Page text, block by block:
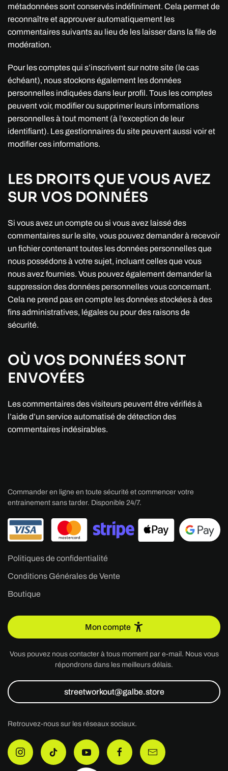
métadonnées sont conservés indéfiniment. Cela permet de
reconnaître et approuver automatiquement les
commentaires suivants au lieu de les laisser dans la file de
modération.
Pour les comptes qui s’inscrivent sur notre site (le cas
échéant), nous stockons également les données
personnelles indiquées dans leur profil. Tous les comptes
peuvent voir, modifier ou supprimer leurs informations
personnelles à tout moment (à l’exception de leur
identifiant). Les gestionnaires du site peuvent aussi voir et
modifier ces informations.
LES DROITS QUE VOUS AVEZ
SUR VOS DONNÉES
Si vous avez un compte ou si vous avez laissé des
commentaires sur le site, vous pouvez demander à recevoir
un fichier contenant toutes les données personnelles que
nous possédons à votre sujet, incluant celles que vous
nous avez fournies. Vous pouvez également demander la
suppression des données personnelles vous concernant.
Cela ne prend pas en compte les données stockées à des
fins administratives, légales ou pour des raisons de
sécurité.
OÙ VOS DONNÉES SONT
ENVOYÉES
Les commentaires des visiteurs peuvent être vérifiés à
l’aide d’un service automatisé de détection des
commentaires indésirables.
Commander en ligne en toute sécurité et commencer votre
entrainement sans tarder. Disponible 24/7.
Politiques de confidentialité
Conditions Générales de Vente
Boutique
Mon compte
Vous pouvez nous contacter à tous moment par e-mail. Nous vous
répondrons dans les meilleurs délais.
streetworkout@galbe.store
Retrouvez-nous sur les réseaux sociaux.